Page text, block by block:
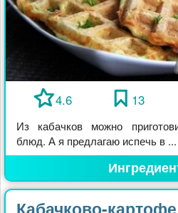
4.6 13
Из кабачков можно
блюд. А я предлагаю испечь в ...